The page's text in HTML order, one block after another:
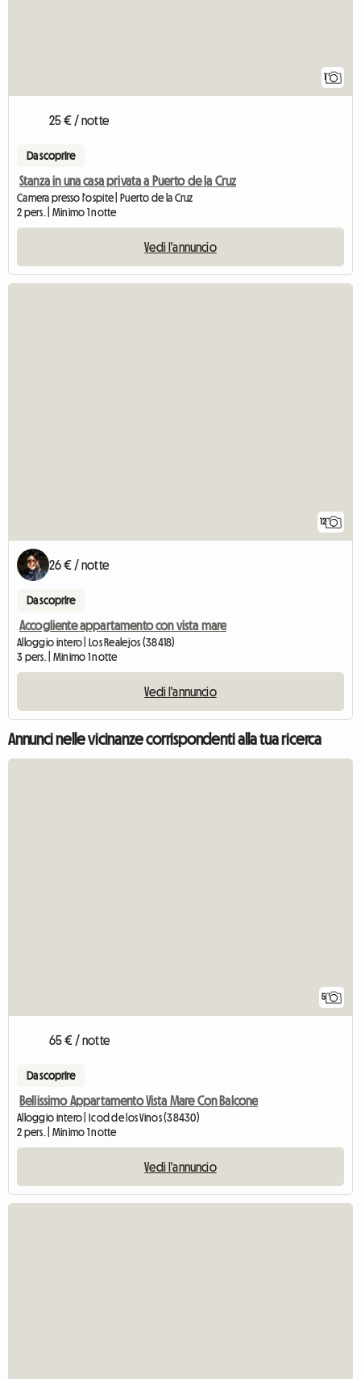
1
25 € / notte
Da scoprire
Stanza in una casa privata a Puerto de la Cruz
Camera presso l'ospite | Puerto de la Cruz
2 pers. | Minimo 1 notte
Vedi l'annuncio
12
26 € / notte
Da scoprire
Accogliente appartamento con vista mare
Alloggio intero | Los Realejos (38418)
3 pers. | Minimo 1 notte
Vedi l'annuncio
Annunci nelle vicinanze corrispondenti alla tua ricerca
5
65 € / notte
Da scoprire
Bellissimo Appartamento Vista Mare Con Balcone
Alloggio intero | Icod de los Vinos (38430)
2 pers. | Minimo 1 notte
Vedi l'annuncio